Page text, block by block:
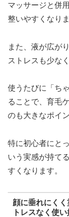
マッサージと併
整いやすくなりま
また、液が広が
ストレスも少な
使うたびに「ち
ることで、育毛
のも大きなポイン
特に初心者にと
いう実感が持て
すくなります。
顔に垂れにく
トレスなく使